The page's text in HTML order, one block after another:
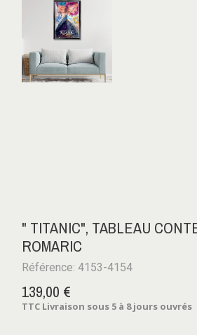
" TITANIC", TABLEAU
ROMARIC
Référence: 4153-4154
139,00 €
TTC Livraison sous 5 à 8 jours ouvrés